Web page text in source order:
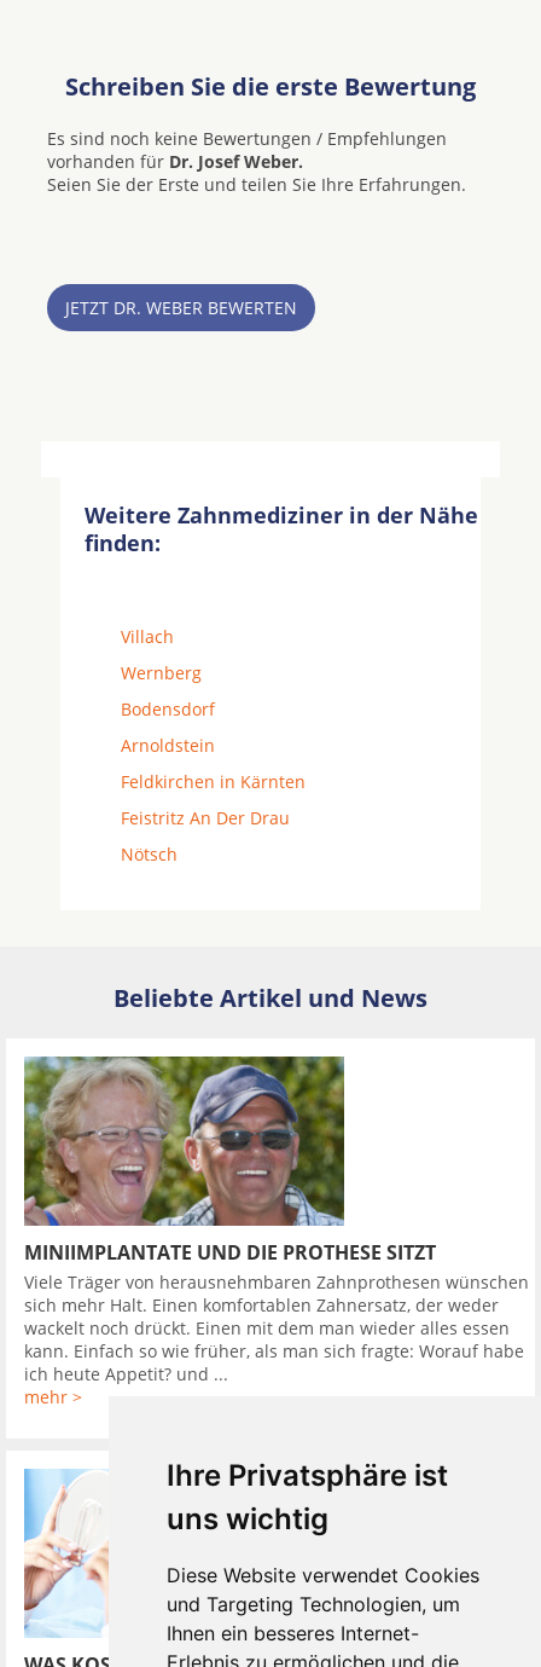
Ihre Privatsphäre ist
uns wichtig
Diese Website verwendet Cookies
und Targeting Technologien, um
Ihnen ein besseres Internet-
Erlebnis zu ermöglichen und die
Schreiben Sie die erste Bewertung
Es sind noch keine Bewertungen / Empfehlungen
vorhanden für Dr. Josef Weber.
Seien Sie der Erste und teilen Sie Ihre Erfahrungen.
JETZT DR. WEBER BEWERTEN
Weitere Zahnmediziner in der Nähe
finden:
Villach
Wernberg
Bodensdorf
Arnoldstein
Feldkirchen in Kärnten
Feistritz An Der Drau
Nötsch
Beliebte Artikel und News
MINIIMPLANTATE UND DIE PROTHESE SITZT
Viele Träger von herausnehmbaren Zahnprothesen wünschen
sich mehr Halt. Einen komfortablen Zahnersatz, der weder
wackelt noch drückt. Einen mit dem man wieder alles essen
kann. Einfach so wie früher, als man sich fragte: Worauf habe
ich heute Appetit? und ...
mehr >